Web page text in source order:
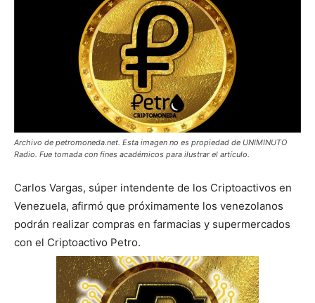
Archivo de petromoneda.net. Esta imagen no es propiedad de UNIMINUTO
Radio. Fue tomada con fines académicos para ilustrar el artículo.
Carlos Vargas, súper intendente de los Criptoactivos en
Venezuela, afirmó que próximamente los venezolanos
podrán realizar compras en farmacias y supermercados
con el Criptoactivo Petro.